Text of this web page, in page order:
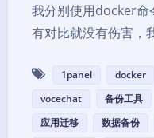
我分别使用docker命
有对比就没有伤害，
1panel docker
vocechat
备份工具
应用迁移
数据备份